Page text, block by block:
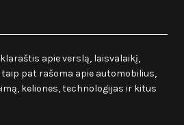
apie verslą, laisvalaikį,
pat rašoma apie automobilius,
keliones, technologijas ir kitus